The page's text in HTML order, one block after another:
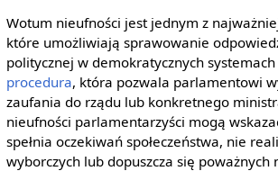
Wotum nieufności jest jednym z
które umożliwiają sprawowanie
politycznej w demokratycznych systemach
procedura, która pozwala parlamentowi
zaufania do rządu lub konkretnego
nieufności parlamentarzyści mogą
spełnia oczekiwań społeczeństwa, nie
wyborczych lub dopuszcza się poważnych